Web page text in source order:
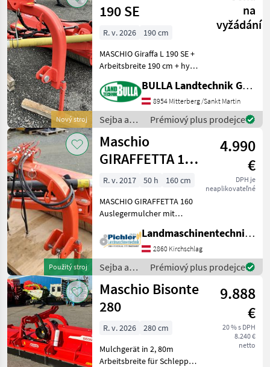
/ Maschio
Nový stroj
190 SE
na
vyžádání
R. v. 2026
190 cm
MASCHIO Giraffa L 190 SE +
Arbeitsbreite 190 cm + hydr.
Neigungsverstellung +
Dreipunktbock mit
integriertem Anfahrschutz +
hydr. Neigung
BULLA Landtechnik GmbH
8954 Mitterberg /Sankt Martin
Sejba a
starostlivosť
o plodinu
/ Maschio
Prémiový plus prodejce
Použitý stroj
Maschio
GIRAFFETTA 160
Auslegemulcher
4.990
€
DPH je
neaplikovateľné
R. v. 2017 50 h
160 cm
MASCHIO GIRAFFETTA 160
Auslegermulcher mit
Seitenausschwenkung und
hydraulischer
Neigungsverstellung -
160cm Arbeitsbreite - Bj.
2017 - Gelenkwel
Landmaschinentechnik Pichler GmbH
2860 Kirchschlag
Sejba a
starostlivosť
o plodinu
/ Maschio
Prémiový plus prodejce
Maschio Bisonte
280
9.888
€
20 % s DPH
8.240 €
netto
R. v. 2026
280 cm
Mulchgerät in 2, 80m
Arbeitsbreite für Schlepper